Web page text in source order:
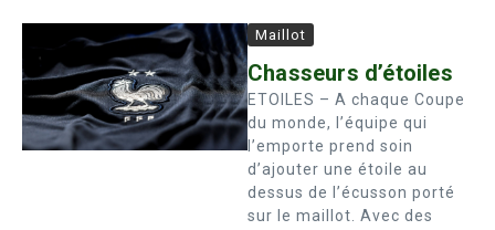
Maillot
Chasseurs d’étoiles
ETOILES – A chaque Coupe
du monde, l’équipe qui
l’emporte prend soin
d’ajouter une étoile au
dessus de l’écusson porté
sur le maillot. Avec des